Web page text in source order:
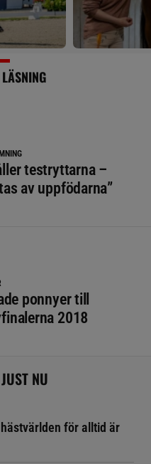
testryttarna –
av uppfödarna”
ponnyer till
2018
NU
för alltid är